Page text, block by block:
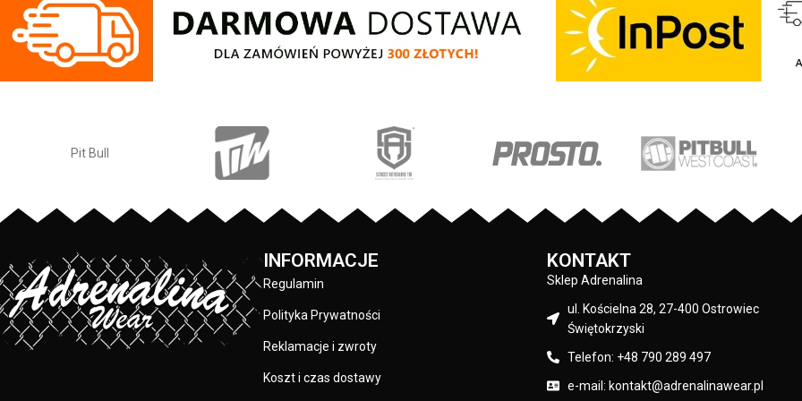
kwadratowa naszywka na lewym rękawie
z logo marki Pit Bull - duży nadruk na
plecach oraz mniejszy na klatce
materiału: 80% bawełna / 20% poliester
PRODUCENT:
KOLOR: Czarny
Blue Eyed Devil X - klasyczny sportowy
fason - wykonana z wysokogatunkowej
grubej bawełny 400 gr/m2 - tkanina od
wewnętrznej strony jest szczotkowana i
przyjemna w dotyku - mocne żebrowane
sznurka z metalowym wykończeniem -
ściągacze rękawów posiadają otwory na
silikonowa naszywka z logo marki - duża
wysokiej jakości nieścieralne nadruki
wykonane specjalistyczną technologią
sitodruku - skład materiału: 80% bawełna
/ 20% polyester
Pit Bull
INFORMACJE
Regulamin
Polityka Prywatności
Reklamacje i zwroty
Koszt i czas dostawy
KONTAKT
Sklep Adrenalina
ul. Kościelna 28, 27-400 Ostrowiec
Świętokrzyski
Telefon: +48 790 289 497
e-mail: kontakt@adrenalinawear.pl